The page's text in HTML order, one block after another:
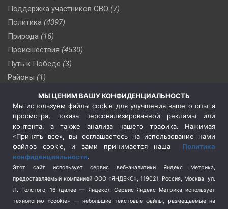
Поддержка участников СВО (7)
Политика (4397)
Природа (16)
Происшествия (4530)
Путь к Победе (3)
Районы (1)
(510)
Сельское хозяйство (3)
Социальная политика
(3)
Спецоперация в Украине
Спецоперация на Украине
(404)
Спорт (740)
Терроризм (1)
Транспорт (262)
МЫ ЦЕНИМ ВАШУ КОНФИДЕНЦИАЛЬНОСТЬ
Мы используем файлы cookie для улучшения вашего опыта
просмотра, показа персонализированной рекламы или
контента, а также анализа нашего трафика. Нажимая
«Принять все», вы соглашаетесь на использование нами
файлов cookie, и вами принимается наша Политика
конфиденциальности.
Этот сайт использует сервис веб-аналитики Яндекс Метрика,
предоставляемый компанией ООО «ЯНДЕКС», 119021, Россия, Москва, ул.
Л. Толстого, 16 (далее — Яндекс). Сервис Яндекс Метрика использует
технологию «cookie» — небольшие текстовые файлы, размещаемые на